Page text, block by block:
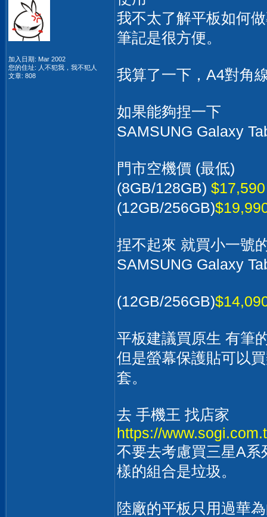
加入日期: Mar 2002
您的住址: 人不犯我，我不犯人
文章: 808
我不太了解平板如何
筆記是很方便。
我算了一下，A4對角
如果能夠捏一下
SAMSUNG Galaxy
門市空機價 (最低)
(8GB/128GB) $17,590
(12GB/256GB)
捏不起來 就買小一號
SAMSUNG Galaxy
(12GB/256GB)
平板建議買原生 有筆
但是螢幕保護貼可以
套。
去 手機王 找店家
https://
不要去考慮買三星A
樣的組合是垃圾。
陸廠的平板只用過華